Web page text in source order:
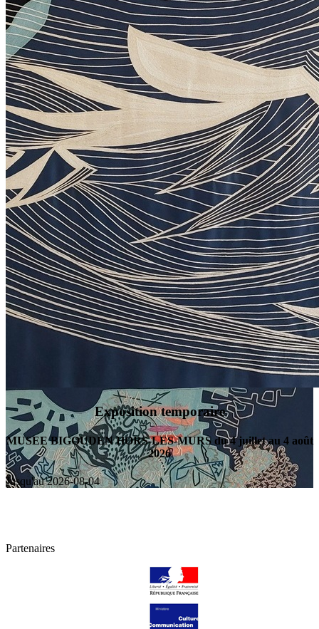
Exposition temporaire
MUSEE BIGOUDEN HORS-LES-MURS du 4 juillet au 4 août
2026
Jusqu'au2026-08-04
Partenaires